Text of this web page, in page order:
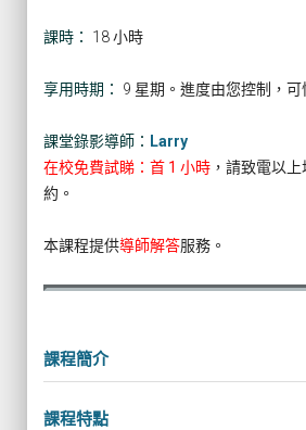
課時： 18 小時
享用時期： 9 星期。進度由您控制，可
課堂錄影導師： Larry
在校免費試睇：首 1 小時 ，請致電以
約。
本課程提供導師解答服務。
課程簡介
課程特點